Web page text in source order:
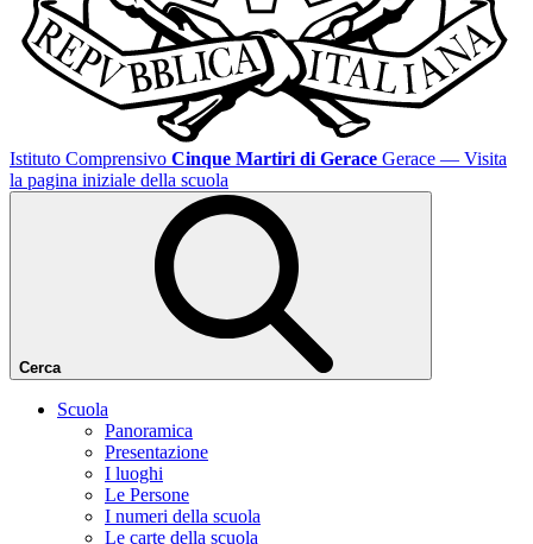
Istituto Comprensivo Cinque Martiri di Gerace Gerace — Visita
la pagina iniziale della scuola
Cerca
Scuola
Panoramica
Presentazione
I luoghi
Le Persone
I numeri della scuola
Le carte della scuola